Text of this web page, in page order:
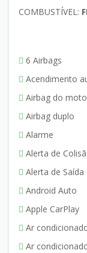
COMBUSTÍVEL:
6 Airbags
Acendimento
Airbag do
Airbag duplo
Alarme
Alerta de
Alerta de Saída
Android Auto
Apple CarPlay
Ar
Ar